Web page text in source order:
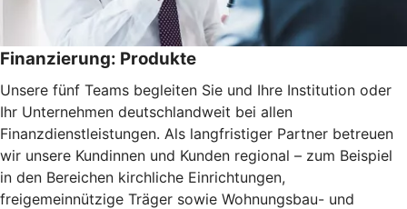
Finanzierung: Produkte
Unsere fünf Teams begleiten Sie und Ihre Institution oder
Ihr Unternehmen deutschlandweit bei allen
Finanzdienstleistungen. Als langfristiger Partner betreuen
wir unsere Kundinnen und Kunden regional – zum Beispiel
in den Bereichen kirchliche Einrichtungen,
freigemeinnützige Träger sowie Wohnungsbau- und